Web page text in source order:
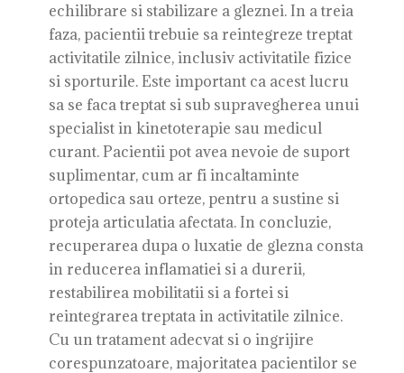
echilibrare si stabilizare a gleznei. In a treia
faza, pacientii trebuie sa reintegreze treptat
activitatile zilnice, inclusiv activitatile fizice
si sporturile. Este important ca acest lucru
sa se faca treptat si sub supravegherea unui
specialist in kinetoterapie sau medicul
curant. Pacientii pot avea nevoie de suport
suplimentar, cum ar fi incaltaminte
ortopedica sau orteze, pentru a sustine si
proteja articulatia afectata. In concluzie,
recuperarea dupa o luxatie de glezna consta
in reducerea inflamatiei si a durerii,
restabilirea mobilitatii si a fortei si
reintegrarea treptata in activitatile zilnice.
Cu un tratament adecvat si o ingrijire
corespunzatoare, majoritatea pacientilor se